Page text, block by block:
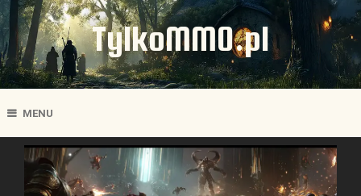
TylkoMMO.pl
MENU